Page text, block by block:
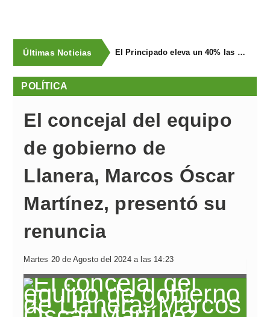
Últimas Noticias El Principado eleva un 40% las ayudas a la producción ecológica, que superan los cuatro millones de euros
POLÍTICA
El concejal del equipo
de gobierno de
Llanera, Marcos Óscar
Martínez, presentó su
renuncia
Martes 20 de Agosto del 2024 a las 14:23